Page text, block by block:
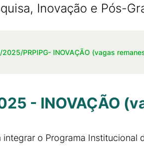
Inovação e Pós-
2025/PRPIPG- INOVAÇÃO (vagas
- INOVAÇÃO
o Programa Institucional